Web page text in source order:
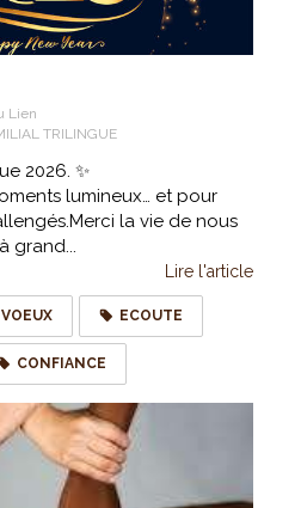
Lien
TRILINGUE
2026. ✨
lumineux… et pour
la vie de nous
grand...
Lire l'article
VOEUX ECOUTE
CONFIANCE